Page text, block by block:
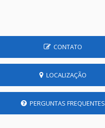
CONTATO
LOCALIZAÇÃO
PERGUNTAS FREQUENTES